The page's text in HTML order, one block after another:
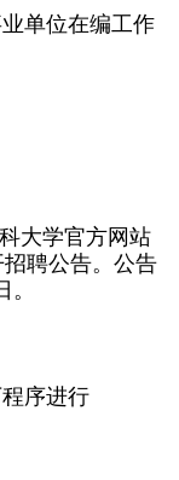
单位在编工作
科大学官方网站
招聘公告。公告
序进行